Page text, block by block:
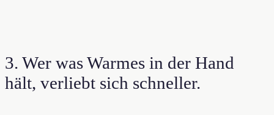
3. Wer was Warmes in der Hand
hält, verliebt sich schneller.